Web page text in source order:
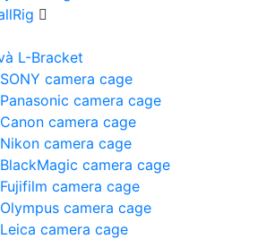
L-Bracket
camera cage
camera cage
camera cage
camera cage
camera cage
camera cage
camera cage
camera cage